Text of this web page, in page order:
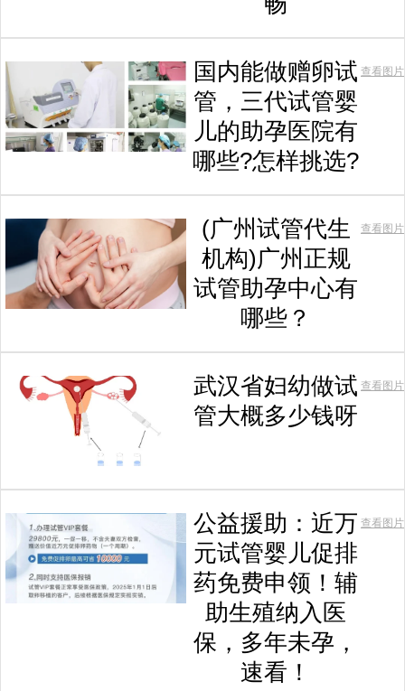
国内能做赠卵试
管，三代试管婴
儿的助孕医院有
哪些?怎样挑选?
查看图片
(广州试管代生
机构)广州正规
试管助孕中心有
哪些？
查看图片
武汉省妇幼做试
管大概多少钱呀
查看图片
公益援助：近万
元试管婴儿促排
药免费申领！辅
助生殖纳入医
保，多年未孕，
速看！
查看图片